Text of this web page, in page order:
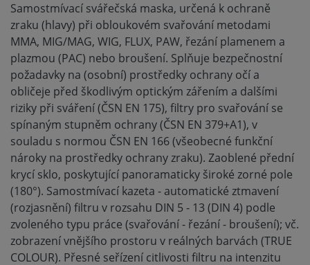
Samostmívací svářečská maska, určená k ochraně
zraku (hlavy) při obloukovém svařování metodami
MMA, MIG/MAG, WIG, FLUX, PAW, řezání plamenem a
plazmou (PAC) nebo broušení. Splňuje bezpečnostní
požadavky na (osobní) prostředky ochrany očí a
obličeje před škodlivým optickým zářením a dalšími
riziky při sváření (ČSN EN 175), filtry pro svařování se
spínaným stupněm ochrany (ČSN EN 379+A1), v
souladu s normou ČSN EN 166 (všeobecné funkční
nároky na prostředky ochrany zraku). Zaoblené přední
krycí sklo, poskytující panoramaticky široké zorné pole
(180°). Samostmívací kazeta - automatické ztmavení
(rozjasnění) filtru v rozsahu DIN 5 - 13 (DIN 4) podle
zvoleného typu práce (svařování - řezání - broušení); vč.
zobrazení vnějšího prostoru v reálných barvách (TRUE
COLOUR). Přesné seřízení citlivosti filtru na intenzitu